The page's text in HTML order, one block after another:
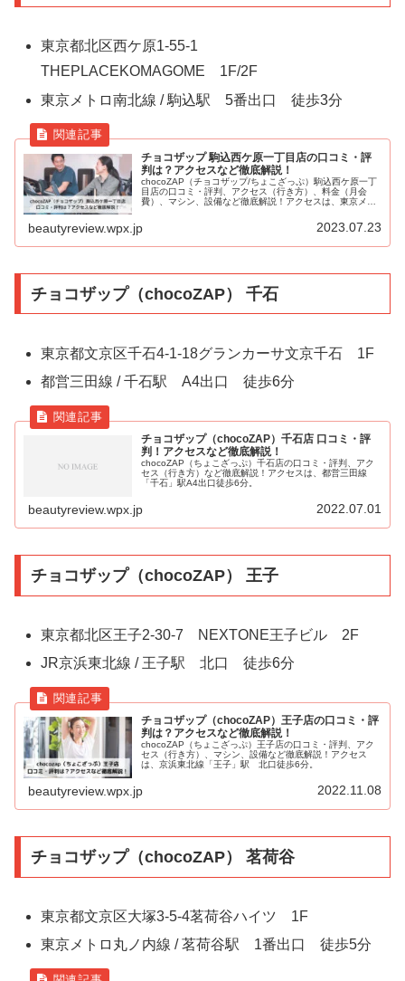
東京都北区西ケ原1-55-1
THEPLACEKOMAGOME 1F/2F
東京メトロ南北線 / 駒込駅 5番出口 徒歩3分
チョコザップ 駒込西ケ原一丁目店の口コミ・評
判は？アクセスなど徹底解説！
chocoZAP（チョコザップ/ちょこざっぷ）駒込西ケ原一丁
目店の口コミ・評判、アクセス（行き方）、料金（月会
費）、マシン、設備など徹底解説！アクセスは、東京メト
beautyreview.wpx.jp 2023.07.23
チョコザップ（chocoZAP） 千石
東京都文京区千石4-1-18グランカーサ文京千石 1F
都営三田線 / 千石駅 A4出口 徒歩6分
チョコザップ（chocoZAP）千石店 口コミ・評
判！アクセスなど徹底解説！
chocoZAP（ちょこざっぷ）千石店の口コミ・評判、アク
セス（行き方）など徹底解説！アクセスは、都営三田線
「千石」駅A4出口徒歩6分。
beautyreview.wpx.jp 2022.07.01
チョコザップ（chocoZAP） 王子
東京都北区王子2-30-7 NEXTONE王子ビル 2F
JR京浜東北線 / 王子駅 北口 徒歩6分
チョコザップ（chocoZAP）王子店の口コミ・評
判は？アクセスなど徹底解説！
chocoZAP（ちょこざっぷ）王子店の口コミ・評判、アク
セス（行き方）、マシン、設備など徹底解説！アクセス
は、京浜東北線「王子」駅 北口徒歩6分。
beautyreview.wpx.jp 2022.11.08
チョコザップ（chocoZAP） 茗荷谷
東京都文京区大塚3-5-4茗荷谷ハイツ 1F
東京メトロ丸ノ内線 / 茗荷谷駅 1番出口 徒歩5分